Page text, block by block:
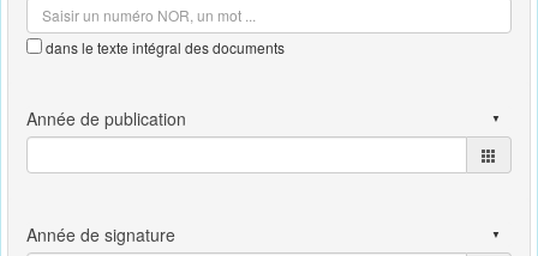
dans le texte intégral des documents